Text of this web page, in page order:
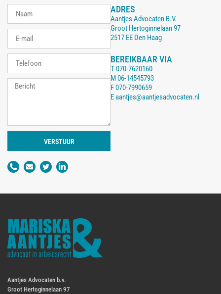
VERSTUUR
ADRES
Aantjes Advocaten B.V.
Groot Hertoginnelaan 97
2517 EE Den Haag
BEREIKBAAR VIA
T070-7620160
M06-14545793
F070-7990659
Eaantjes@aantjesadvocaten.nl
Aantjes Advocaten b.v.
Groot Hertoginnelaan 97